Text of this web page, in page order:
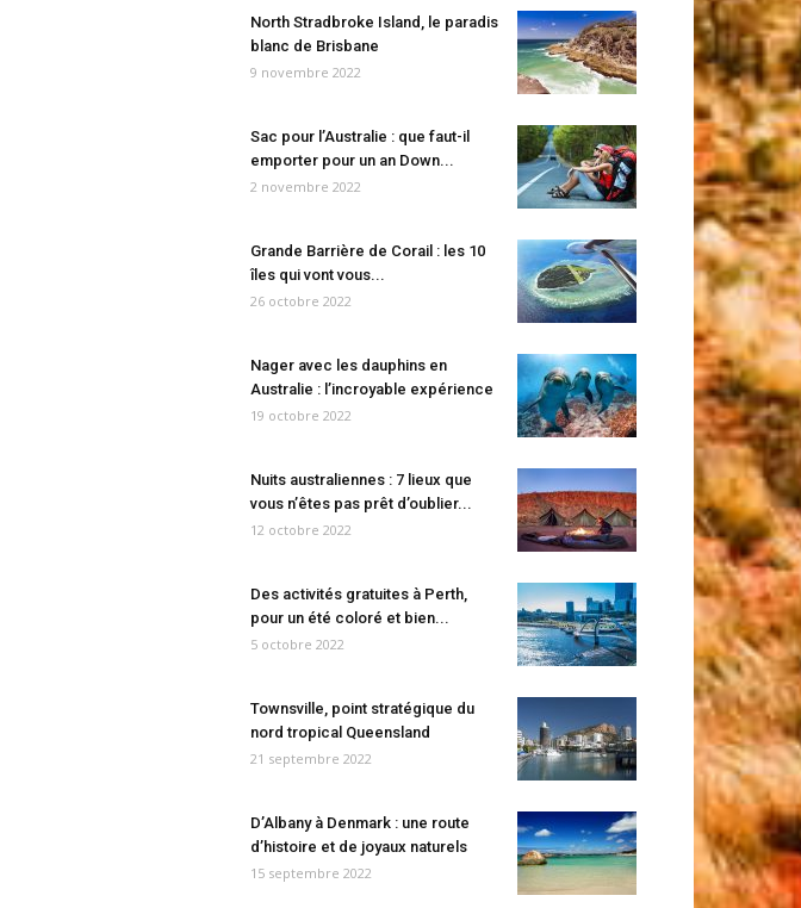
North Stradbroke Island, le paradis
blanc de Brisbane
9 novembre 2022
Sac pour l’Australie : que faut-il
emporter pour un an Down...
2 novembre 2022
Grande Barrière de Corail : les 10
îles qui vont vous...
26 octobre 2022
Nager avec les dauphins en
Australie : l’incroyable expérience
19 octobre 2022
Nuits australiennes : 7 lieux que
vous n’êtes pas prêt d’oublier...
12 octobre 2022
Des activités gratuites à Perth,
pour un été coloré et bien...
5 octobre 2022
Townsville, point stratégique du
nord tropical Queensland
21 septembre 2022
D’Albany à Denmark : une route
d’histoire et de joyaux naturels
15 septembre 2022